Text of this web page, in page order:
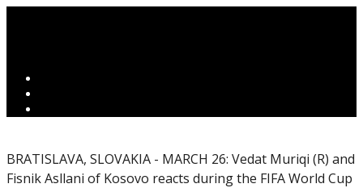
BRATISLAVA, SLOVAKIA - MARCH 26: Vedat Muriqi (R) and
Fisnik Asllani of Kosovo reacts during the FIFA World Cup